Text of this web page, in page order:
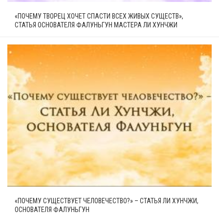
«ПОЧЕМУ ТВОРЕЦ ХОЧЕТ СПАСТИ ВСЕХ ЖИВЫХ СУЩЕСТВ»,
СТАТЬЯ ОСНОВАТЕЛЯ ФАЛУНЬГУН МАСТЕРА ЛИ ХУНЧЖИ
«ПОЧЕМУ СУЩЕСТВУЕТ ЧЕЛОВЕЧЕСТВО?» – СТАТЬЯ ЛИ ХУНЧЖИ,
ОСНОВАТЕЛЯ ФАЛУНЬГУН